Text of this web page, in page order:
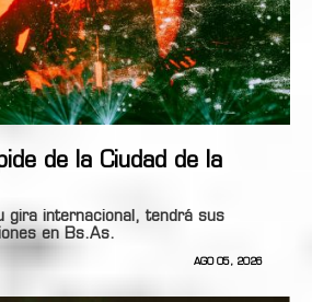
de la Ciudad de la
gira internacional, tendrá sus
en Bs.As.
AGO 05, 2026